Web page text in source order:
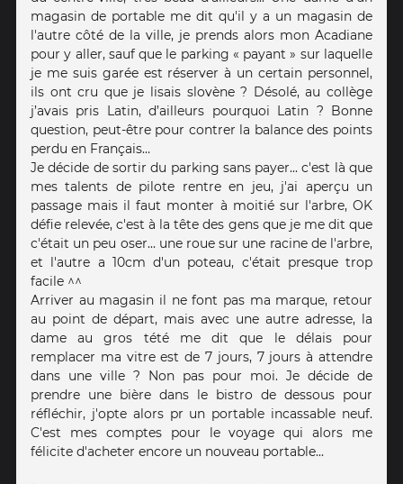
magasin de portable me dit qu'il y a un magasin de
l'autre côté de la ville, je prends alors mon Acadiane
pour y aller, sauf que le parking « payant » sur laquelle
je me suis garée est réserver à un certain personnel,
ils ont cru que je lisais slovène ? Désolé, au collège
j’avais pris Latin, d’ailleurs pourquoi Latin ? Bonne
question, peut-être pour contrer la balance des points
perdu en Français…
Je décide de sortir du parking sans payer... c'est là que
mes talents de pilote rentre en jeu, j'ai aperçu un
passage mais il faut monter à moitié sur l'arbre, OK
défie relevée, c'est à la tête des gens que je me dit que
c'était un peu oser... une roue sur une racine de l'arbre,
et l'autre a 10cm d'un poteau, c'était presque trop
facile ^^
Arriver au magasin il ne font pas ma marque, retour
au point de départ, mais avec une autre adresse, la
dame au gros tété me dit que le délais pour
remplacer ma vitre est de 7 jours, 7 jours à attendre
dans une ville ? Non pas pour moi. Je décide de
prendre une bière dans le bistro de dessous pour
réfléchir, j'opte alors pr un portable incassable neuf.
C'est mes comptes pour le voyage qui alors me
félicite d'acheter encore un nouveau portable...